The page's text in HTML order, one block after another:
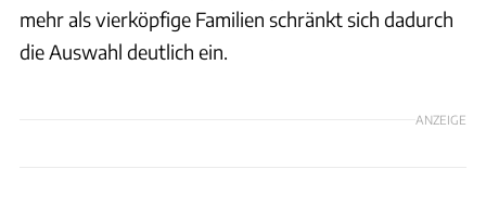
mehr als vierköpfige Familien schränkt sich dadurch
die Auswahl deutlich ein.
ANZEIGE